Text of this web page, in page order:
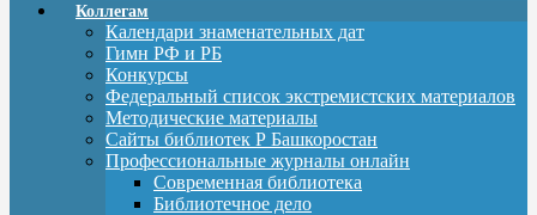
Коллегам
Календари знаменательных дат
Гимн РФ и РБ
Конкурсы
Федеральный список экстремистских материалов
Методические материалы
Сайты библиотек Р Башкоростан
Профессиональные журналы онлайн
Современная библиотека
Библиотечное дело